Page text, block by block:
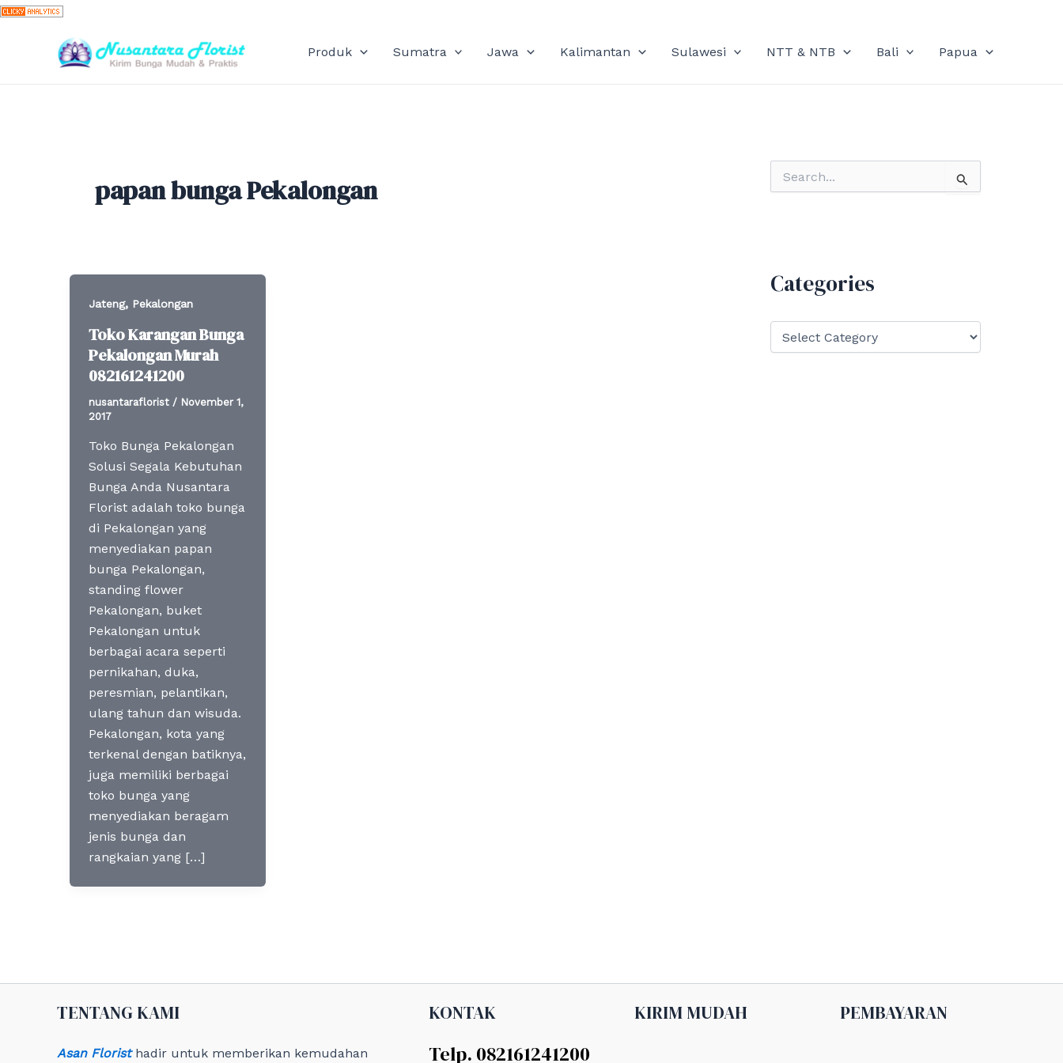
Skip
content
Produk Sumatra Jawa Kalimantan Sulawesi NTT & NTB Bali Papua
papan bunga Pekalongan
Jateng, Pekalongan
Toko Karangan Bunga
Pekalongan Murah
082161241200
nusantaraflorist / November 1,
2017
Toko Bunga Pekalongan
Solusi Segala Kebutuhan
Bunga Anda Nusantara
Florist adalah toko bunga
di Pekalongan yang
menyediakan papan
bunga Pekalongan,
standing flower
Pekalongan, buket
Pekalongan untuk
berbagai acara seperti
pernikahan, duka,
peresmian, pelantikan,
ulang tahun dan wisuda.
Pekalongan, kota yang
terkenal dengan batiknya,
juga memiliki berbagai
toko bunga yang
menyediakan beragam
jenis bunga dan
rangkaian yang […]
o
Categories
TENTANG KAMI
Asan Floristhadir untuk memberikan kemudahan
KONTAK
Telp. 082161241200
KIRIM MUDAH PEMBAYARAN